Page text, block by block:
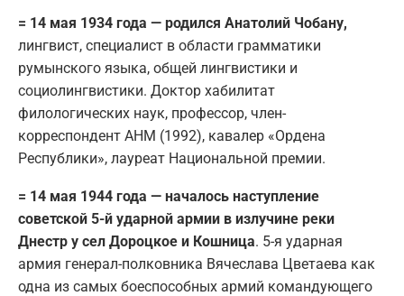
= 14 мая 1934 года — родился Анатолий Чобану,
лингвист, специалист в области грамматики
румынского языка, общей лингвистики и
социолингвистики. Доктор хабилитат
филологических наук, профессор, член-
корреспондент АНМ (1992), кавалер «Ордена
Республики», лауреат Национальной премии.
= 14 мая 1944 года — началось наступление
советской 5-й ударной армии в излучине реки
Днестр у сел Дороцкое и Кошница. 5-я ударная
армия генерал-полковника Вячеслава Цветаева как
одна из самых боеспособных армий командующего